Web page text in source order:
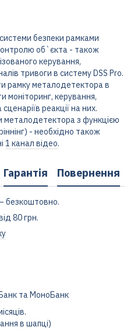
безпеки рамками
об`єкта - також
керування,
тривоги в систему DSS Pro.
рамку металодетектора в
моніторинг, керування,
реакції на них.
з функцією
- необхідно також
1 канал відео.
Гарантія Повернення
безкоштовно.
80 грн.
та МоноБанк
в шапці)